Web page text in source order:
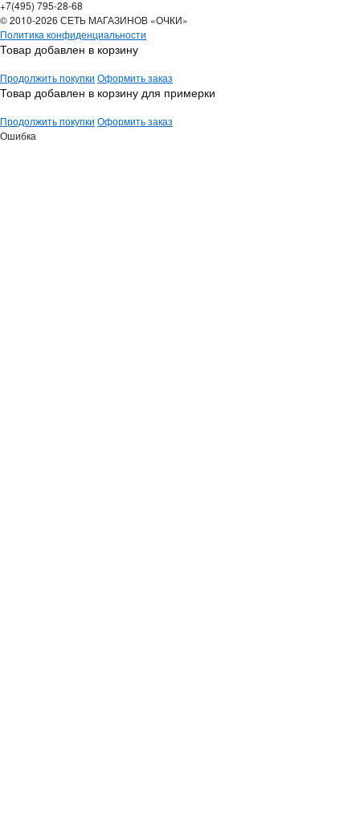
+7(495) 795-28-68
© 2010-2026 СЕТЬ МАГАЗИНОВ «ОЧКИ»
Политика конфиденциальности
Товар добавлен в корзину
Продолжить покупки Оформить заказ
Товар добавлен в корзину для примерки
Продолжить покупки Оформить заказ
Ошибка